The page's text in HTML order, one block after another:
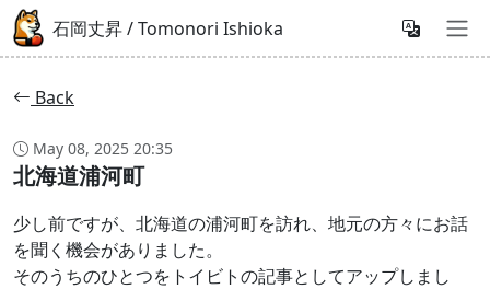
石岡丈昇 / Tomonori Ishioka
Back
May 08, 2025 20:35
北海道浦河町
少し前ですが、北海道の浦河町を訪れ、地元の方々にお話
を聞く機会がありました。
そのうちのひとつをトイビトの記事としてアップしまし